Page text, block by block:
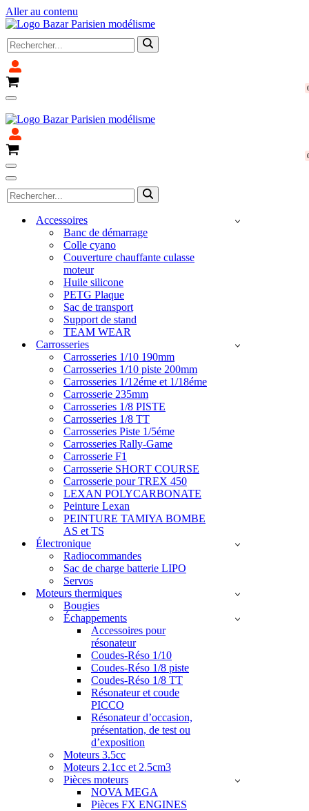
Aller au contenu
Rechercher...
Panier
Menu
de
navigation
Panier
Menu
de
navigation
Menu
de
navigation
Rechercher...
Accessoires
Banc de démarrage
Colle cyano
Couverture chauffante culasse
moteur
Huile silicone
PETG Plaque
Sac de transport
Support de stand
TEAM WEAR
Carrosseries
Carrosseries 1/10 190mm
Carrosseries 1/10 piste 200mm
Carrosseries 1/12éme et 1/18éme
Carrosserie 235mm
Carrosseries 1/8 PISTE
Carrosseries 1/8 TT
Carrosseries Piste 1/5éme
Carrosseries Rally-Game
Carrosserie F1
Carrosserie SHORT COURSE
Carrosserie pour TREX 450
LEXAN POLYCARBONATE
Peinture Lexan
PEINTURE TAMIYA BOMBE
AS et TS
Électronique
Radiocommandes
Sac de charge batterie LIPO
Servos
Moteurs thermiques
Bougies
Échappements
Accessoires pour
résonateur
Coudes-Réso 1/10
Coudes-Réso 1/8 piste
Coudes-Réso 1/8 TT
Résonateur et coude
PICCO
Résonateur d’occasion,
présentation, de test ou
d’exposition
Moteurs 3.5cc
Moteurs 2.1cc et 2.5cm3
Pièces moteurs
NOVA MEGA
Pièces FX ENGINES